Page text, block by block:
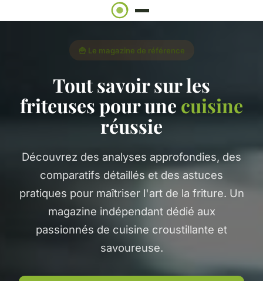
🍟 Le magazine de référence
Tout savoir sur les
friteuses pour une cuisine
réussie
Découvrez des analyses approfondies, des
comparatifs détaillés et des astuces
pratiques pour maîtriser l'art de la friture. Un
magazine indépendant dédié aux
passionnés de cuisine croustillante et
savoureuse.